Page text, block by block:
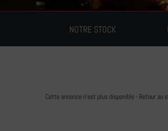
NOTRE STOCK
Cette annonce n'est plus disponible - Retour au